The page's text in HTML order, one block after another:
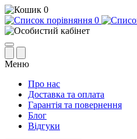
0
0
Меню
Про нас
Доставка та оплата
Гарантія та повернення
Блог
Відгуки